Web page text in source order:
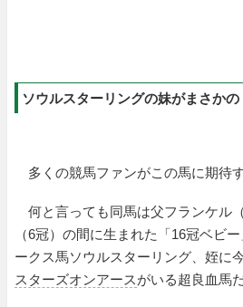
ソウルスターリングの妹がまさかの
多くの競馬ファンがこの馬に期待
何と言っても同馬は父フランケル
（6冠）の間に生まれた「16冠ベビ
ークス馬ソウルスターリング、姪に
スターズオンアースがいる超良血馬だ